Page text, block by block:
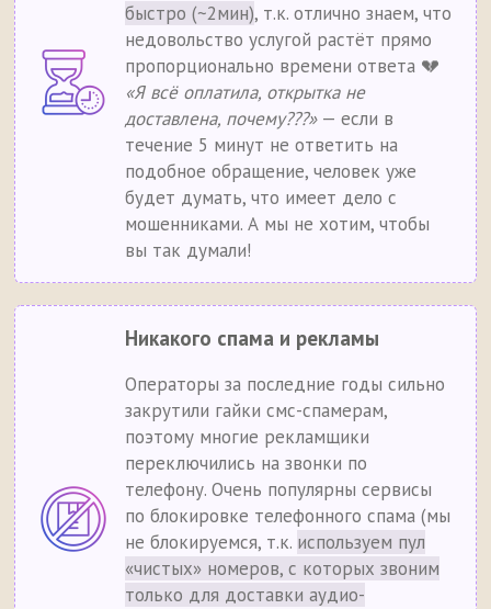
быстро (~2мин), т.к. отлично знаем, что
недовольство услугой растёт прямо
пропорционально времени ответа 💔
«Я всё оплатила, открытка не
доставлена, почему???»— если в
течение 5 минут не ответить на
подобное обращение, человек уже
будет думать, что имеет дело с
мошенниками. А мы не хотим, чтобы
вы так думали!
Никакого спама и рекламы
Операторы за последние годы сильно
закрутили гайки смс-спамерам,
поэтому многие рекламщики
переключились на звонки по
телефону. Очень популярны сервисы
по блокировке телефонного спама (мы
не блокируемся, т.к. используем пул
«чистых» номеров, с которых звоним
только для доставки аудио-